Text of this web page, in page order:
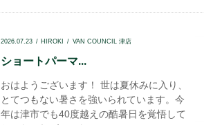
2026.07.23 HIROKI VAN COUNCIL 津店
ショートパーマ...
おはようございます！ 世は夏休みに入り、
とてつもない暑さを強いられています。今
年は津市でも40度越えの酷暑日を覚悟して